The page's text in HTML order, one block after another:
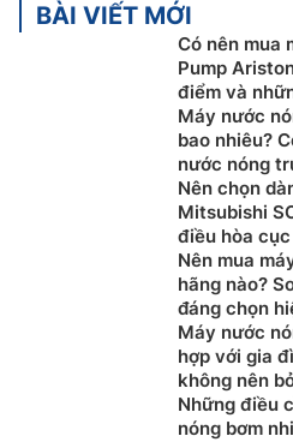
BÀI VIẾT MỚI
Có nên mua
Pump
điểm và
Máy nước
bao nhiêu?
nước nóng
Nên chọn
Mitsubishi
điều hòa cục
Nên mua
hãng nào?
đáng chọn
Máy nước
hợp với gia
không nên
Những điều
nóng bơm